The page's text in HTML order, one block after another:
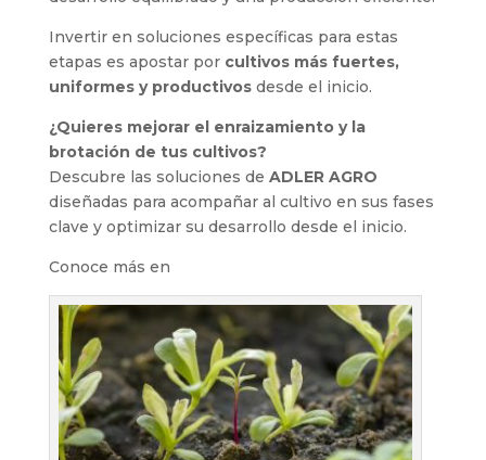
Invertir en soluciones específicas para estas
etapas es apostar por cultivos más fuertes,
uniformes y productivosdesde el inicio.
¿Quieres mejorar el enraizamiento y la
brotación de tus cultivos?
Descubre las soluciones de ADLER AGRO
diseñadas para acompañar al cultivo en sus fases
clave y optimizar su desarrollo desde el inicio.
Conoce más en